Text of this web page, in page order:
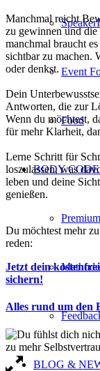
Event
Food
BODY
BLOG &
Manchmal reicht
zu gewinnen und die
manchmal braucht
sichtbar zu machen.
oder denkst.
Dein
Antworten, die zur
Wenn du möchtest,
für mehr Klarheit,
Lerne Schritt für
loszulassen, was
leben und deine
genießen.
Du möchtest mehr
reden:
Jetzt dein
sichern!
Alles rund um den